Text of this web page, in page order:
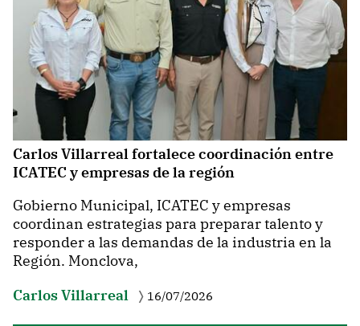
Carlos Villarreal fortalece coordinación entre
ICATEC y empresas de la región
Gobierno Municipal, ICATEC y empresas
coordinan estrategias para preparar talento y
responder a las demandas de la industria en la
Región. Monclova,
Carlos Villarreal
16/07/2026